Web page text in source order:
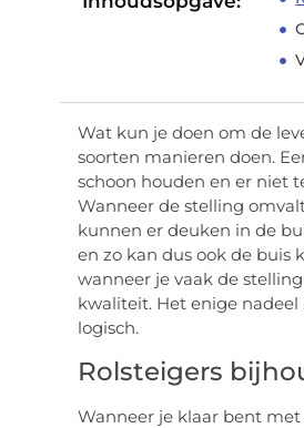
Wat kun je doen om de
soorten manieren doen.
schoon houden en er niet
Wanneer de stelling
kunnen er deuken in de
en zo kan dus ook de buis
wanneer je vaak de
kwaliteit. Het enige
logisch.
Rolsteigers
Wanneer je klaar bent